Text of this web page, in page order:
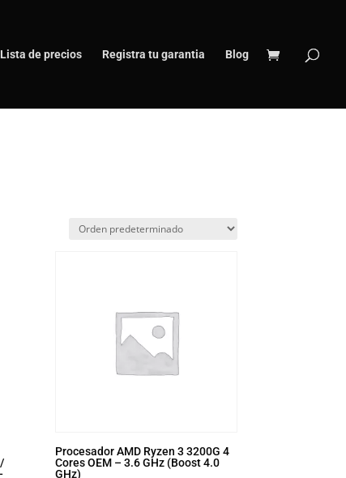
Lista de precios Registra tu garantia Blog
Procesador AMD Ryzen 3 3200G 4
Cores OEM – 3.6 GHz (Boost 4.0
GHz)